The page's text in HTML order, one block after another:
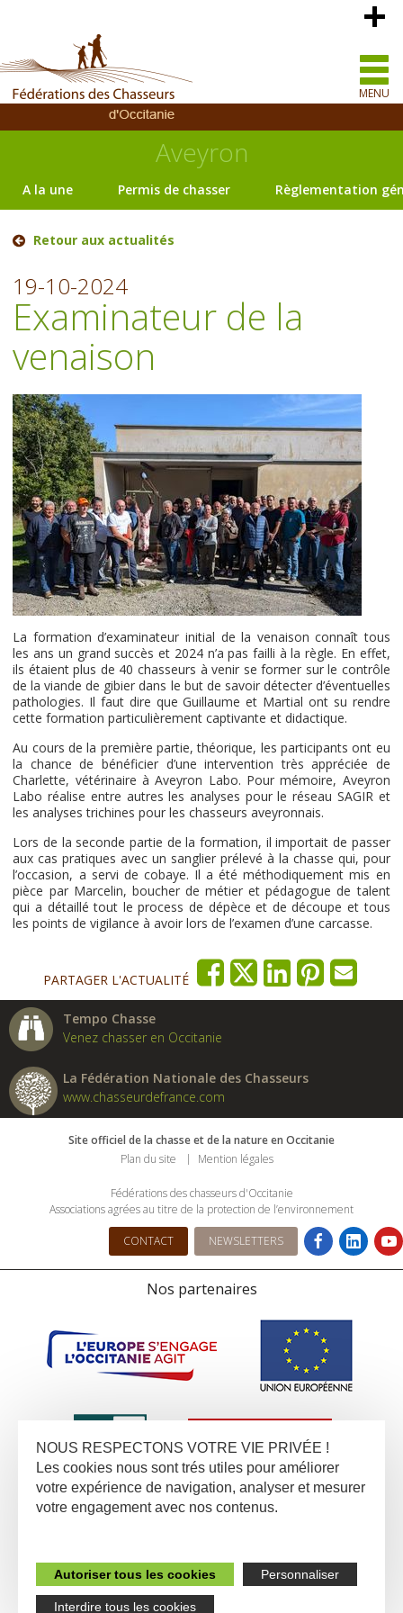
MENU
Aveyron
A la une Permis de chasser Règlementation
Retour aux actualités
19-10-2024
Examinateur de la
venaison
La formation d’examinateur initial de la venaison connaît tous
les ans un grand succès et 2024 n’a pas failli à la règle. En effet,
ils étaient plus de 40 chasseurs à venir se former sur le contrôle
de la viande de gibier dans le but de savoir détecter d’éventuelles
pathologies. Il faut dire que Guillaume et Martial ont su rendre
cette formation particulièrement captivante et didactique.
Au cours de la première partie, théorique, les participants ont eu
la chance de bénéficier d’une intervention très appréciée de
Charlette, vétérinaire à Aveyron Labo. Pour mémoire, Aveyron
Labo réalise entre autres les analyses pour le réseau SAGIR et
les analyses trichines pour les chasseurs aveyronnais.
Lors de la seconde partie de la formation, il importait de passer
aux cas pratiques avec un sanglier prélevé à la chasse qui, pour
l’occasion, a servi de cobaye. Il a été méthodiquement mis en
pièce par Marcelin, boucher de métier et pédagogue de talent
qui a détaillé tout le process de dépèce et de découpe et tous
les points de vigilance à avoir lors de l’examen d’une carcasse.
PARTAGER L'ACTUALITÉ
Tempo Chasse
Venez chasser en Occitanie
La Fédération Nationale des Chasseurs
www.chasseurdefrance.com
Site officiel de la chasse et de la nature en Occitanie
Plan du site
Mention légales
Fédérations des chasseurs d'Occitanie
Associations agrées au titre de la protection de l’environnement
CONTACT NEWSLETTERS
Nos partenaires
NOUS RESPECTONS VOTRE VIE PRIVÉE !
Les cookies nous sont trés utiles pour améliorer
votre expérience de navigation, analyser et mesurer
votre engagement avec nos contenus.
Autoriser tous les cookies Personnaliser
Interdire tous les cookies